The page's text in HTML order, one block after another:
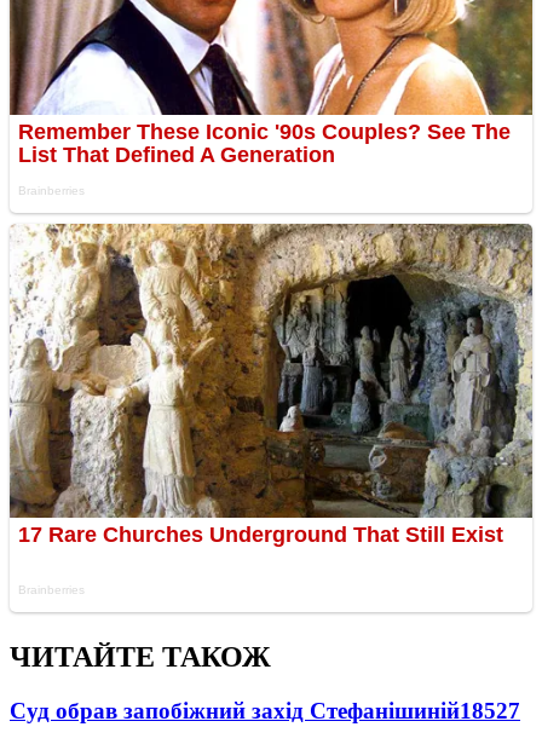
ЧИТАЙТЕ ТАКОЖ
Суд обрав запобіжний захід Стефанішиній18527